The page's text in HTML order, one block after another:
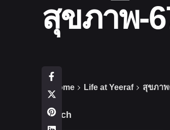
สุขภาพ-
Home Life at Yeeraf สุขภาพ
Search